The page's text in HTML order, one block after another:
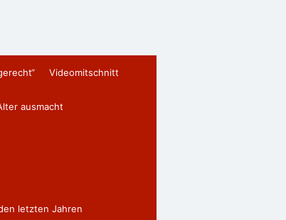
Videomitschnitt
ausmacht
letzten Jahren